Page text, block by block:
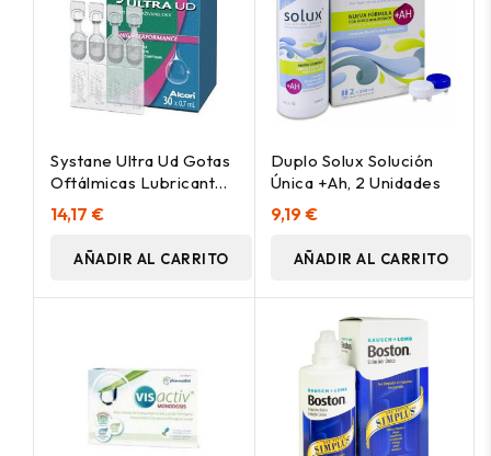
Systane Ultra Ud Gotas
Oftálmicas Lubricantes,
30 Uds
14,17 €
AÑADIR AL CARRITO
Duplo Solux Solución
Única +Ah, 2 Unidades
9,19 €
AÑADIR AL CARRITO